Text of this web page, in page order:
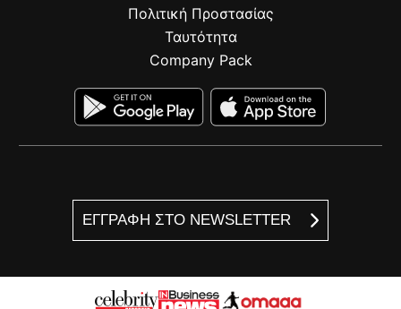
ΕΓΓΡΑΦΗ ΣΤΟ NEWSLETTER
Πολιτική Προστασίας
Ταυτότητα
Company Pack